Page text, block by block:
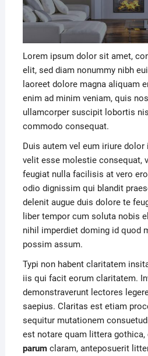
Lorem ipsum dolor sit amet,
elit, sed diam nonummy nibh
laoreet dolore magna aliquam
enim ad minim veniam, quis
ullamcorper suscipit lobortis
commodo consequat.
Duis autem vel eum iriure
velit esse molestie consequat,
feugiat nulla facilisis at vero
odio dignissim qui blandit
delenit augue duis dolore te
liber tempor cum soluta nobis
nihil imperdiet doming id quod
possim assum.
Typi non habent claritatem
iis qui facit eorum claritatem.
demonstraverunt lectores
saepius. Claritas est etiam
sequitur mutationem
est notare quam littera gothica,
parumclaram, anteposuerit